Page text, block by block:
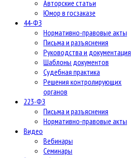
Авторские статьи
Юмор в госзаказе
44-ФЗ
Нормативно-правовые акты
Письма и разъяснения
Руководства и документация
Шаблоны документов
Судебная практика
Решения контролирующих
органов
223-ФЗ
Письма и разъяснения
Нормативно-правовые акты
Видео
Вебинары
Семинары